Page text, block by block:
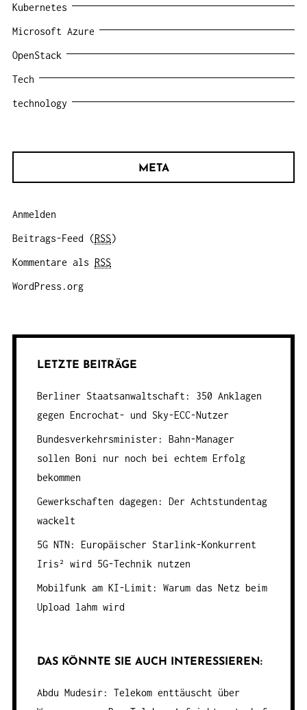
Kubernetes
Microsoft Azure
OpenStack
Tech
technology
META
Anmelden
Beitrags-Feed (RSS)
Kommentare als RSS
WordPress.org
LETZTE BEITRÄGE
Berliner Staatsanwaltschaft: 350 Anklagen
gegen Encrochat- und Sky-ECC-Nutzer
Bundesverkehrsminister: Bahn-Manager
sollen Boni nur noch bei echtem Erfolg
bekommen
Gewerkschaften dagegen: Der Achtstundentag
wackelt
5G NTN: Europäischer Starlink-Konkurrent
Iris² wird 5G-Technik nutzen
Mobilfunk am KI-Limit: Warum das Netz beim
Upload lahm wird
DAS KÖNNTE SIE AUCH INTERESSIEREN:
Abdu Mudesir: Telekom enttäuscht über